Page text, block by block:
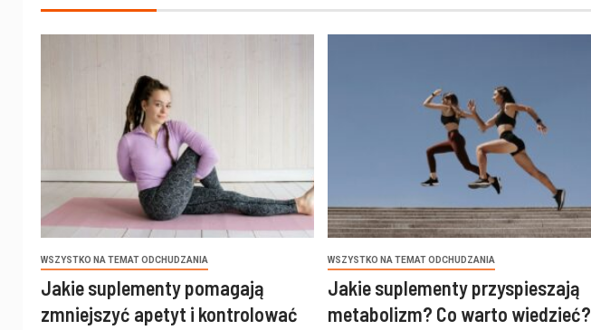
WSZYSTKO NA TEMAT ODCHUDZANIA
Jakie suplementy pomagają
zmniejszyć apetyt i kontrolować
WSZYSTKO NA TEMAT ODCHUDZANIA
Jakie suplementy przyspieszają
metabolizm? Co warto wiedzieć?